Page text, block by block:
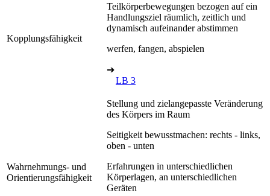
Kopplungsfähigkeit
Teilkörperbewegungen bezogen auf ein
Handlungsziel räumlich, zeitlich und
dynamisch aufeinander abstimmen
werfen, fangen, abspielen
➔
LB 3
Wahrnehmungs- und
Orientierungsfähigkeit
Stellung und zielangepasste Veränderung
des Körpers im Raum
Seitigkeit bewusstmachen: rechts - links,
oben - unten
Erfahrungen in unterschiedlichen
Körperlagen, an unterschiedlichen
Geräten